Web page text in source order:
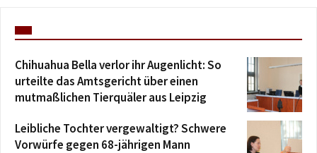
Chihuahua Bella verlor ihr Augenlicht: So
urteilte das Amtsgericht über einen
mutmaßlichen Tierquäler aus Leipzig
Leibliche Tochter vergewaltigt? Schwere
Vorwürfe gegen 68-jährigen Mann